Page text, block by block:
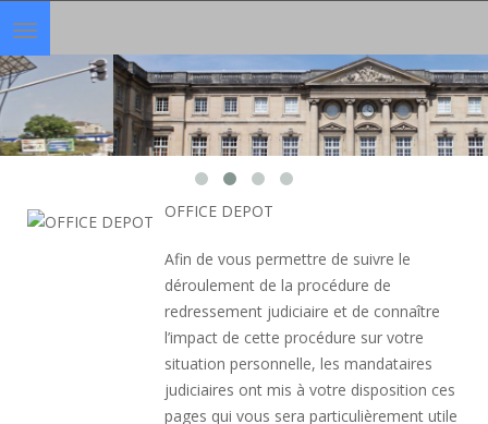
Toggle
navigation
OFFICE DEPOT
Afin de vous permettre de suivre le
déroulement de la procédure de
redressement judiciaire et de connaître
l’impact de cette procédure sur votre
situation personnelle, les mandataires
judiciaires ont mis à votre disposition ces
pages qui vous sera particulièrement utile